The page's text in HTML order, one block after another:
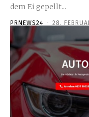
dem Ei gepellt...
PRNEWS24 - 28.